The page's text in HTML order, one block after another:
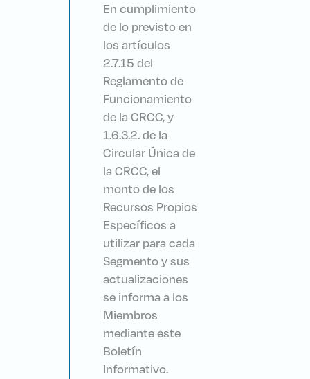
En cumplimiento
de lo previsto en
los artículos
2.7.15 del
Reglamento de
Funcionamiento
de la CRCC, y
1.6.3.2. de la
Circular Única de
la CRCC, el
monto de los
Recursos Propios
Específicos a
utilizar para cada
Segmento y sus
actualizaciones
se informa a los
Miembros
mediante este
Boletín
Informativo.